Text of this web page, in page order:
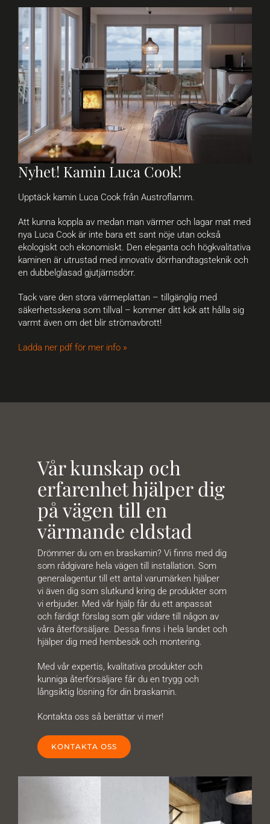
Nyhet! Kamin Luca Cook!
Upptäck kamin Luca Cook från Austroflamm.
Att kunna koppla av medan man värmer och lagar mat med
nya Luca Cook är inte bara ett sant nöje utan också
ekologiskt och ekonomiskt. Den eleganta och högkvalitativa
kaminen är utrustad med innovativ dörrhandtagsteknik och
en dubbelglasad gjutjärnsdörr.
Tack vare den stora värmeplattan – tillgänglig med
säkerhetsskena som tillval – kommer ditt kök att hålla sig
varmt även om det blir strömavbrott!
Ladda ner pdf för mer info »
Vår kunskap och
erfarenhet hjälper dig
på vägen till en
värmande eldstad
Drömmer du om en braskamin? Vi finns med dig
som rådgivare hela vägen till installation. Som
generalagentur till ett antal varumärken hjälper
vi även dig som slutkund kring de produkter som
vi erbjuder. Med vår hjälp får du ett anpassat
och färdigt förslag som går vidare till någon av
våra återförsäljare. Dessa finns i hela landet och
hjälper dig med hembesök och montering.
Med vår expertis, kvalitativa produkter och
kunniga återförsäljare får du en trygg och
långsiktig lösning för din braskamin.
Kontakta oss så berättar vi mer!
KONTAKTA OSS